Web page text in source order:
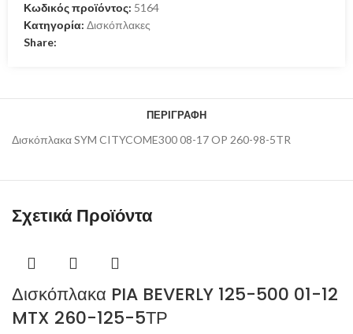
Κωδικός προϊόντος: 5164
Κατηγορία: Δισκόπλακες
Share:
ΠΕΡΙΓΡΑΦΉ
Δισκόπλακα SYM CITYCOME300 08-17 OP 260-98-5TR
Σχετικά Προϊόντα
Δισκόπλακα PIA BEVERLY 125-500 01-12
MTX 260-125-5ΤΡ